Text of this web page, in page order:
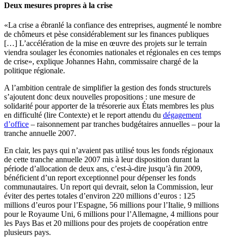
Deux mesures propres à la crise
«La crise a ébranlé la confiance des entreprises, augmenté le nombre
de chômeurs et pèse considérablement sur les finances publiques
[…] L’accélération de la mise en œuvre des projets sur le terrain
viendra soulager les économies nationales et régionales en ces temps
de crise», explique Johannes Hahn, commissaire chargé de la
politique régionale.
A l’ambition centrale de simplifier la gestion des fonds structurels
s’ajoutent donc deux nouvelles propositions : une mesure de
solidarité pour apporter de la trésorerie aux États membres les plus
en difficulté (lire Contexte) et le report attendu du dégagement
d’office – raisonnement par tranches budgétaires annuelles – pour la
tranche annuelle 2007.
En clair, les pays qui n’avaient pas utilisé tous les fonds régionaux
de cette tranche annuelle 2007 mis à leur disposition durant la
période d’allocation de deux ans, c’est-à-dire jusqu’à fin 2009,
bénéficient d’un report exceptionnel pour dépenser les fonds
communautaires. Un report qui devrait, selon la Commission, leur
éviter des pertes totales d’environ 220 millions d’euros : 125
millions d’euros pour l’Espagne, 56 millions pour l’Italie, 9 millions
pour le Royaume Uni, 6 millions pour l’Allemagne, 4 millions pour
les Pays Bas et 20 millions pour des projets de coopération entre
plusieurs pays.